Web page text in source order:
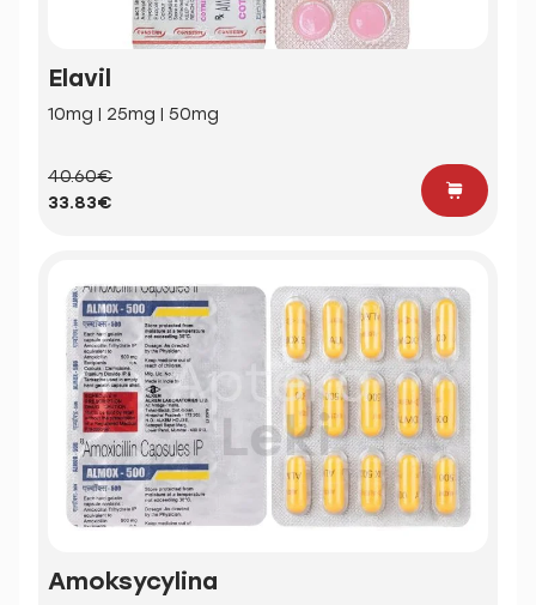
Elavil
10mg | 25mg | 50mg
40.60€
33.83€
Amoksycylina